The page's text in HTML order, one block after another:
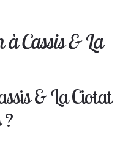
Cassis & La
& La Ciotat
?